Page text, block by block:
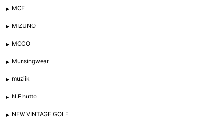
MCF
MIZUNO
MOCO
Munsingwear
muziik
N.E.hutte
NEW VINTAGE GOLF